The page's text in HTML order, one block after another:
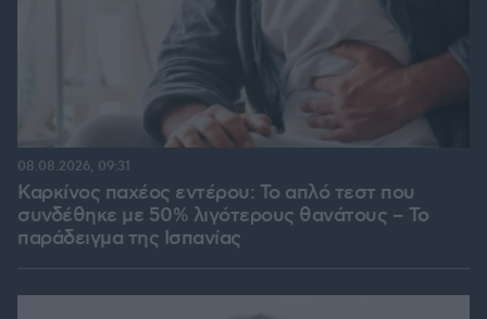
Καρκίνος παχέος εντέρου: Το απλό τεστ που
συνδέθηκε με 50% λιγότερους θανάτους – Το
παράδειγμα της Ισπανίας
08.08.2026, 09:31